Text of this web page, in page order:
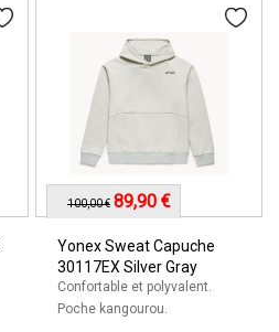
Yonex Sweat Capuche
30117EX Silver Gray
Confortable et polyvalent.
Poche kangourou.
100,00 € 89,90 €